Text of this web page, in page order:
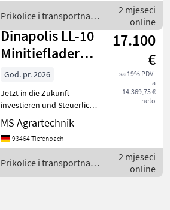
Förderanträge ! –
Prikolice i transportna
vozila / Dinapolis
2 mjeseci
online
Dinapolis LL-10
Minitieflader
Plattform
17.100
€
sa 19% PDV-
a
14.369,75 €
neto
God. pr. 2026
Jetzt in die Zukunft
investieren und Steuerlich
profitieren ! Mit je 30%
Sonderabschreibung in den
ersten drei Jahren möglich
Förderanträge ! –
MS Agrartechnik
93464 Tiefenbach
Prikolice i transportna
vozila / Dinapolis
2 mjeseci
online